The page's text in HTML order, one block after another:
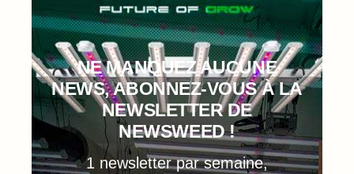
NE MANQUEZ AUCUNE
NEWS, ABONNEZ-VOUS À LA
NEWSLETTER DE
NEWSWEED !
1 newsletter par semaine,